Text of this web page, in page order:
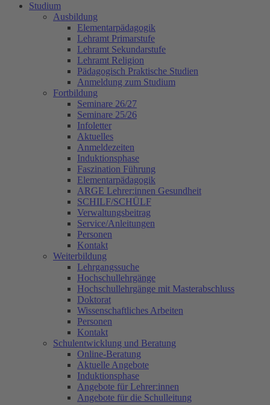
Studium
Ausbildung
Elementarpädagogik
Lehramt Primarstufe
Lehramt Sekundarstufe
Lehramt Religion
Pädagogisch Praktische Studien
Anmeldung zum Studium
Fortbildung
Seminare 26/27
Seminare 25/26
Infoletter
Aktuelles
Anmeldezeiten
Induktionsphase
Faszination Führung
Elementarpädagogik
ARGE Lehrer:innen Gesundheit
SCHILF/SCHÜLF
Verwaltungsbeitrag
Service/Anleitungen
Personen
Kontakt
Weiterbildung
Lehrgangssuche
Hochschullehrgänge
Hochschullehrgänge mit Masterabschluss
Doktorat
Wissenschaftliches Arbeiten
Personen
Kontakt
Schulentwicklung und Beratung
Online-Beratung
Aktuelle Angebote
Induktionsphase
Angebote für Lehrer:innen
Angebote für die Schulleitung